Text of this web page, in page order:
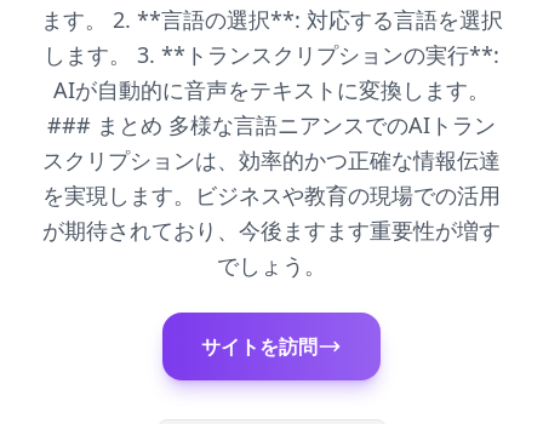
ます。 2. **言語の選択**: 対応する言語を選択
します。 3. **トランスクリプションの実行**:
AIが自動的に音声をテキストに変換します。
### まとめ 多様な言語ニアンスでのAIトラン
スクリプションは、効率的かつ正確な情報伝達
を実現します。ビジネスや教育の現場での活用
が期待されており、今後ますます重要性が増す
でしょう。
サイトを訪問